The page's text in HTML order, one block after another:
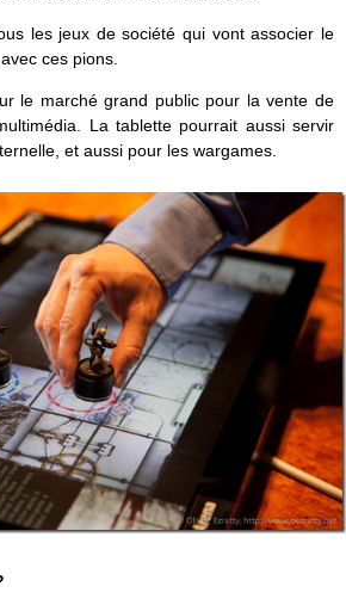
les jeux de société qui vont associer le
ces pions.
le marché grand public pour la vente de
La tablette pourrait aussi servir
et aussi pour les wargames.